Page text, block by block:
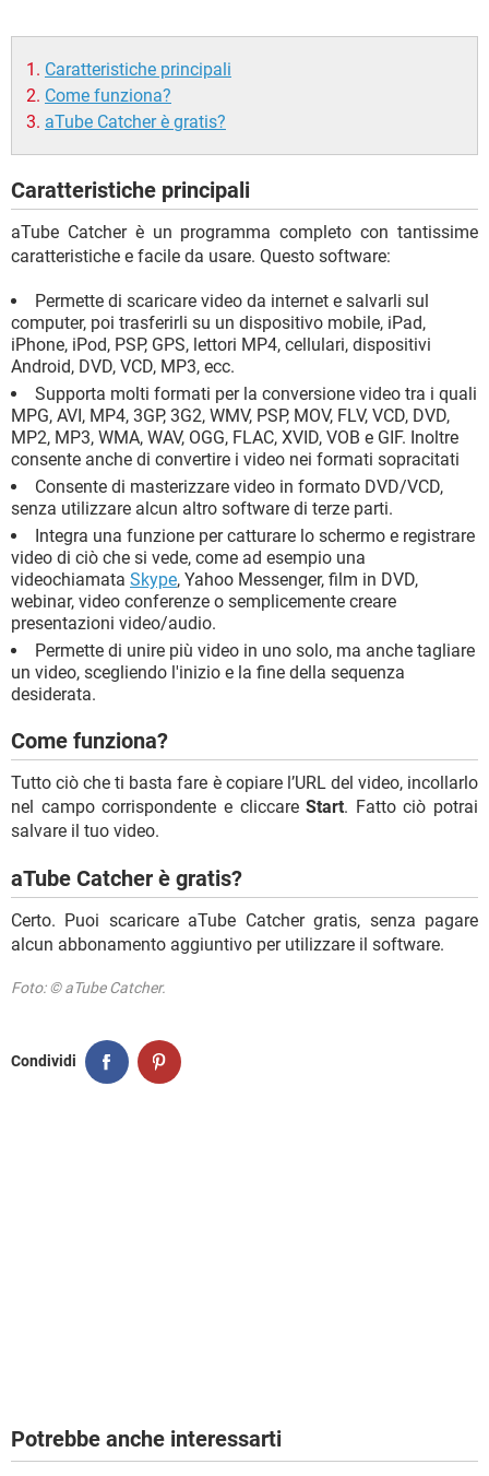
Caratteristiche principali
Come funziona?
aTube Catcher è gratis?
Caratteristiche principali
aTube Catcher è un programma completo con tantissime
caratteristiche e facile da usare. Questo software:
Permette di scaricare video da internet e salvarli sul
computer, poi trasferirli su un dispositivo mobile, iPad,
iPhone, iPod, PSP, GPS, lettori MP4, cellulari, dispositivi
Android, DVD, VCD, MP3, ecc.
Supporta molti formati per la conversione video tra i quali
MPG, AVI, MP4, 3GP, 3G2, WMV, PSP, MOV, FLV, VCD, DVD,
MP2, MP3, WMA, WAV, OGG, FLAC, XVID, VOB e GIF. Inoltre
consente anche di convertire i video nei formati sopracitati
Consente di masterizzare video in formato DVD/VCD,
senza utilizzare alcun altro software di terze parti.
Integra una funzione per catturare lo schermo e registrare
video di ciò che si vede, come ad esempio una
videochiamata Skype, Yahoo Messenger, film in DVD,
webinar, video conferenze o semplicemente creare
presentazioni video/audio.
Permette di unire più video in uno solo, ma anche tagliare
un video, scegliendo l'inizio e la fine della sequenza
desiderata.
Come funziona?
Tutto ciò che ti basta fare è copiare l’URL del video, incollarlo
nel campo corrispondente e cliccareStart. Fatto ciò potrai
salvare il tuo video.
aTube Catcher è gratis?
Certo. Puoi scaricare aTube Catcher gratis, senza pagare
alcun abbonamento aggiuntivo per utilizzare il software.
Foto: © aTube Catcher.
Condividi
Potrebbe anche interessarti